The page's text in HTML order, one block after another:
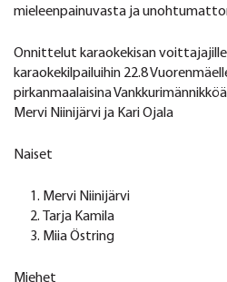
mieleenpainuvasta ja
Onnittelut karaokekisan
karaokekilpailuihin 22.8
pirkanmaalaisina
Mervi Niinijärvi ja Kari Ojala
Naiset
Mervi Niinijärvi
Tarja Kamila
Miia Östring
Miehet